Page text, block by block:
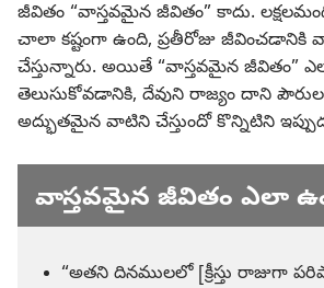
జీవితం “వాస్తవమైన జీవితం” కాదు.
చాలా కష్టంగా ఉంది, ప్రతీరోజు జీవించడానికి
చేస్తున్నారు. అయితే “వాస్తవమైన జీవితం”
తెలుసుకోవడానికి, దేవుని రాజ్యం దాని
అద్భుతమైన వాటిని చేస్తుందో కొన్నిటిని
వాస్తవమైన జీవితం ఎలా
“అతని దినములలో [క్రీస్తు రాజుగా